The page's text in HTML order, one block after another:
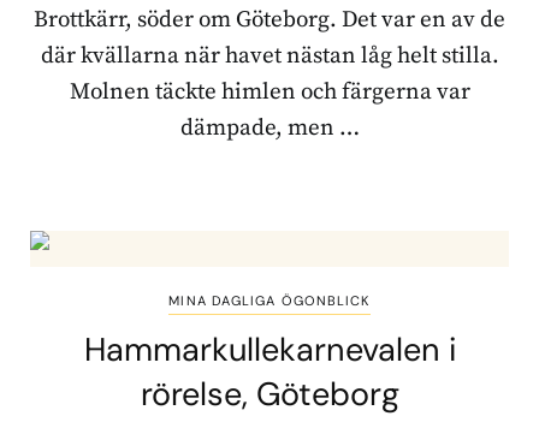
Brottkärr, söder om Göteborg. Det var en av de
där kvällarna när havet nästan låg helt stilla.
Molnen täckte himlen och färgerna var
dämpade, men …
MINA DAGLIGA ÖGONBLICK
Hammarkullekarnevalen i
rörelse, Göteborg